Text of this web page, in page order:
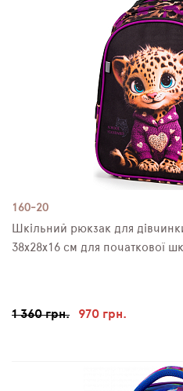
160-20
Шкільний рюкзак для
38х28х16 см для початкової
1 360 грн. 970 грн.